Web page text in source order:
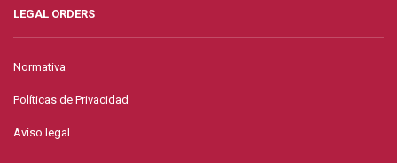
LEGAL ORDERS
Normativa
Políticas de Privacidad
Aviso legal